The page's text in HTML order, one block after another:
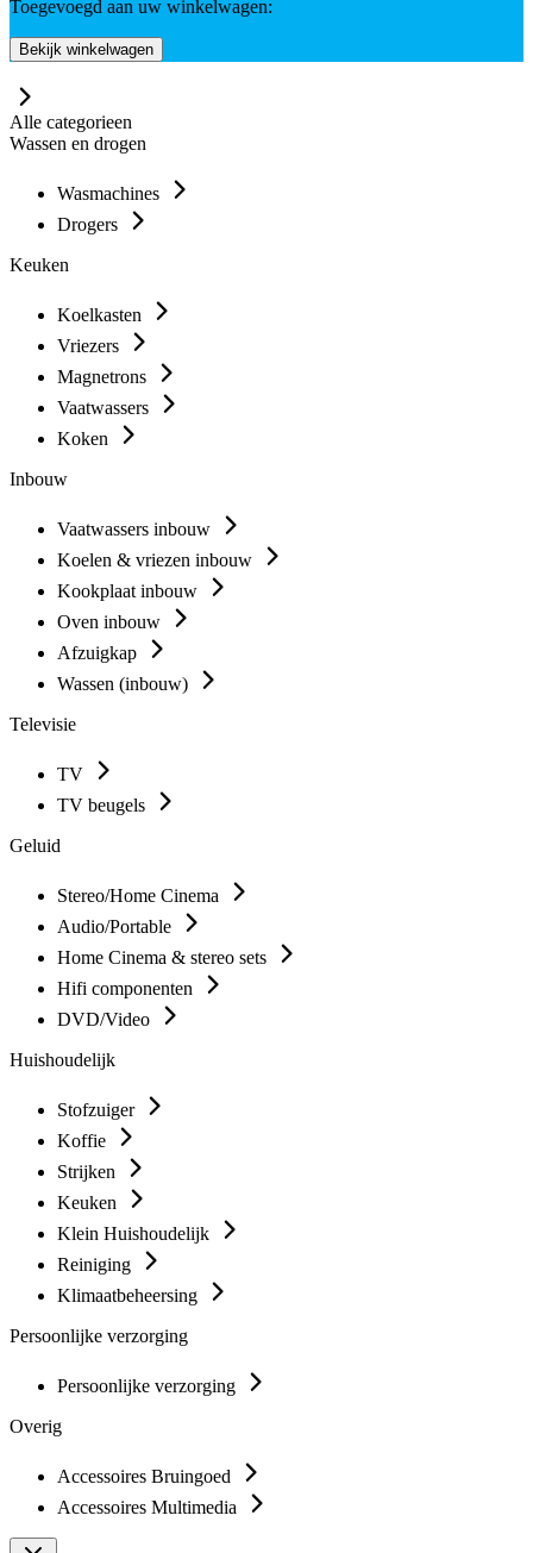
Toegevoegd aan uw winkelwagen:
Bekijk winkelwagen
Alle categorieen
Wassen en drogen
Wasmachines
Drogers
Keuken
Koelkasten
Vriezers
Magnetrons
Vaatwassers
Koken
Inbouw
Vaatwassers inbouw
Koelen & vriezen inbouw
Kookplaat inbouw
Oven inbouw
Afzuigkap
Wassen (inbouw)
Televisie
TV
TV beugels
Geluid
Stereo/Home Cinema
Audio/Portable
Home Cinema & stereo sets
Hifi componenten
DVD/Video
Huishoudelijk
Stofzuiger
Koffie
Strijken
Keuken
Klein Huishoudelijk
Reiniging
Klimaatbeheersing
Persoonlijke verzorging
Persoonlijke verzorging
Overig
Accessoires Bruingoed
Accessoires Multimedia